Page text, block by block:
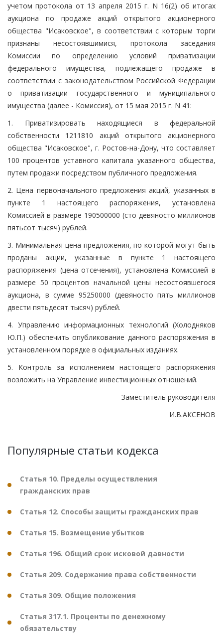
учетом протокола от 13 апреля 2015 г. N 16(2) об итогах
аукциона по продаже акций открытого акционерного
общества "Исаковское", в соответствии с которым торги
признаны несостоявшимися, протокола заседания
Комиссии по определению условий приватизации
федерального имущества, подлежащего продаже в
соответствии с законодательством Российской Федерации
о приватизации государственного и муниципального
имущества (далее - Комиссия), от 15 мая 2015 г. N 41:
1. Приватизировать находящиеся в федеральной
собственности 1211810 акций открытого акционерного
общества "Исаковское", г. Ростов-на-Дону, что составляет
100 процентов уставного капитала указанного общества,
путем продажи посредством публичного предложения.
2. Цена первоначального предложения акций, указанных в
пункте 1 настоящего распоряжения, установлена
Комиссией в размере 190500000 (сто девяносто миллионов
пятьсот тысяч) рублей.
3. Минимальная цена предложения, по которой могут быть
проданы акции, указанные в пункте 1 настоящего
распоряжения (цена отсечения), установлена Комиссией в
размере 50 процентов начальной цены несостоявшегося
аукциона, в сумме 95250000 (девяносто пять миллионов
двести пятьдесят тысяч) рублей.
4. Управлению информационных технологий (Холодняков
Ю.П.) обеспечить опубликование данного распоряжения в
установленном порядке в официальных изданиях.
5. Контроль за исполнением настоящего распоряжения
возложить на Управление инвестиционных отношений.
Заместитель руководителя
И.В.АКСЕНОВ
Популярные статьи кодекса
Статья 10. Пределы осуществления
гражданских прав
Статья 12. Способы защиты гражданских прав
Статья 15. Возмещение убытков
Статья 196. Общий срок исковой давности
Статья 209. Содержание права собственности
Статья 309. Общие положения
Статья 317.1. Проценты по денежному
обязательству